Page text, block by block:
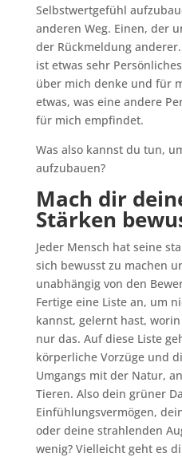
Selbstwertgefühl
anderen Weg. Einen, der
der Rückmeldung
ist etwas sehr
über mich denke und für
etwas, was eine andere
für mich empfindet.
Was also kannst du tun,
aufzubauen?
Mach dir
Stärken
Jeder Mensch hat seine
sich bewusst zu machen
unabhängig von den
Fertige eine Liste an, um
kannst, gelernt hast,
nur das. Auf diese Liste
körperliche Vorzüge und
Umgangs mit der Natur,
Tieren. Also dein grüner
Einfühlungsvermögen,
oder deine strahlenden
wenig? Vielleicht geht es